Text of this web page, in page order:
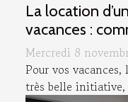
La location
vacances :
Mercredi 8
Pour vos
très belle initiative,